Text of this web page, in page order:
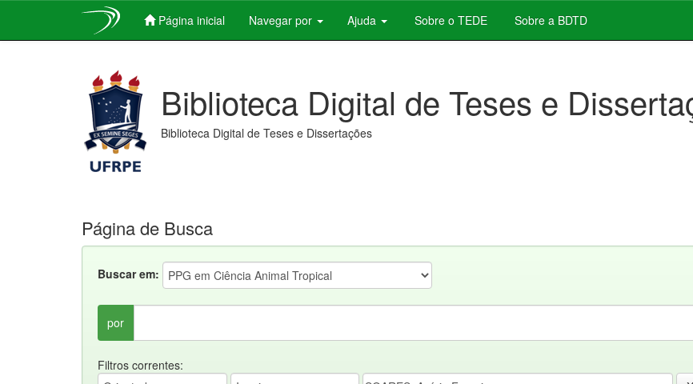
Página inicial Navegar por Ajuda Sobre o TEDE Sobre a BDTD
Biblioteca Digital de Teses e
Biblioteca Digital de Teses e Dissertações
Página de Busca
Buscar em:
por
Filtros correntes: